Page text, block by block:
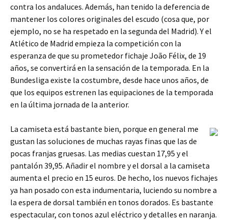
contra los andaluces. Además, han tenido la deferencia de
mantener los colores originales del escudo (cosa que, por
ejemplo, no se ha respetado en la segunda del Madrid). Y el
Atlético de Madrid empieza la competición con la
esperanza de que su prometedor fichaje João Félix, de 19
años, se convertirá en la sensación de la temporada. En la
Bundesliga existe la costumbre, desde hace unos años, de
que los equipos estrenen las equipaciones de la temporada
en la última jornada de la anterior.
La camiseta está bastante bien, porque en general me
gustan las soluciones de muchas rayas finas que las de
pocas franjas gruesas. Las medias cuestan 17,95 y el
pantalón 39,95. Añadir el nombre y el dorsal a la camiseta
aumenta el precio en 15 euros. De hecho, los nuevos fichajes
ya han posado con esta indumentaria, luciendo su nombre a
la espera de dorsal también en tonos dorados. Es bastante
espectacular, con tonos azul eléctrico y detalles en naranja.